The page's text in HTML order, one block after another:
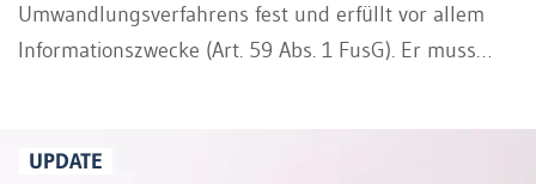
Umwandlungsverfahrens fest und erfüllt vor allem
Informationszwecke (Art. 59 Abs. 1 FusG). Er muss
UPDATE